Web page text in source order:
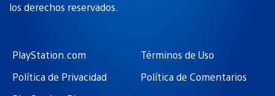
los derechos reservados.
PlayStation.com
Términos de Uso
Política de Privacidad
Política de Comentarios